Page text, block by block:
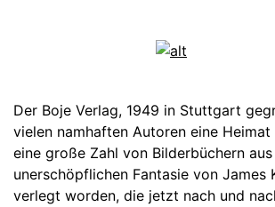
Der Boje Verlag, 1949 in Stuttgart
vielen namhaften Autoren eine
eine große Zahl von Bilderbüchern
unerschöpflichen Fantasie von James
verlegt worden, die jetzt nach und